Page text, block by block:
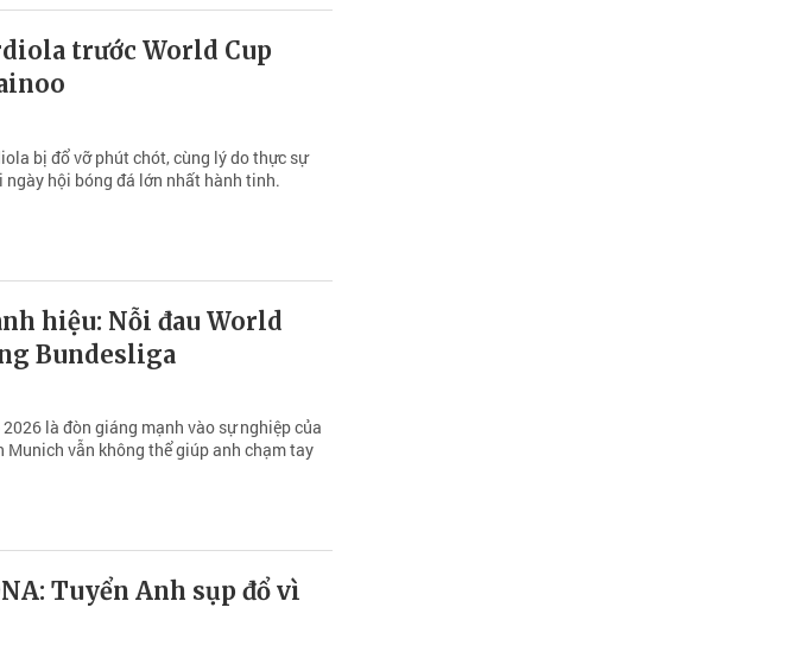
trước World Cup
bị đổ vỡ phút chót, cùng lý do thực sự
hội bóng đá lớn nhất hành tinh.
hiệu: Nỗi đau World
Bundesliga
là đòn giáng mạnh vào sự nghiệp của
Munich vẫn không thể giúp anh chạm tay
Tuyển Anh sụp đổ vì